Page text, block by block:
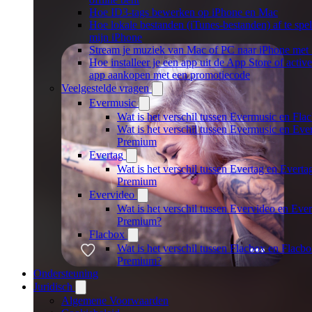
Hoe ID3-tags bewerken op iPhone en Mac
Hoe lokale bestanden (iTunes-bestanden) af te
mijn iPhone
Stream je muziek van Mac of PC naar iPhone
Hoe installeer je een app uit de App Store of
app aankopen met een promotiecode
Veelgestelde vragen
Evermusic
Wat is het verschil tussen Evermusic en
Wat is het verschil tussen Evermusic en
Premium
Evertag
Wat is het verschil tussen Evertag en
Premium
Evervideo
Wat is het verschil tussen Evervideo en
Premium?
Flacbox
Wat is het verschil tussen Flacbox en
Premium?
Ondersteuning
Juridisch
Algemene Voorwaarden